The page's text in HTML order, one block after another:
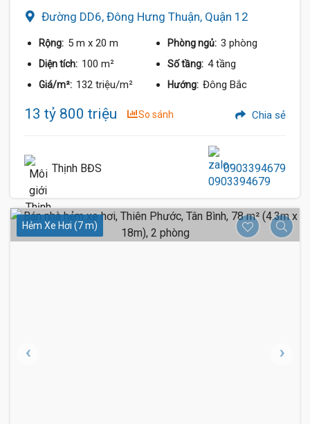
Đường DD6, Đông Hưng Thuận, Quận 12
Rộng: 5 m x 20 m Phòng ngủ: 3 phòng
Diện tích: 100 m² Số tầng: 4 tầng
Giá/m²: 132 triệu/m² Hướng: Đông Bắc
13 tỷ 800 triệu So sánh Chia sẻ
Thịnh BĐS 0903394679
Hẻm Xe Hơi (7 m)